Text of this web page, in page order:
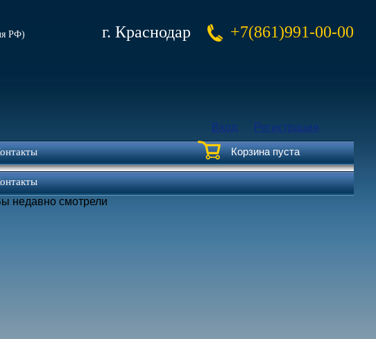
РФ) г. Краснодар +7(861)991-00-00
Вход Регистрация
Корзина пуста
недавно смотрели